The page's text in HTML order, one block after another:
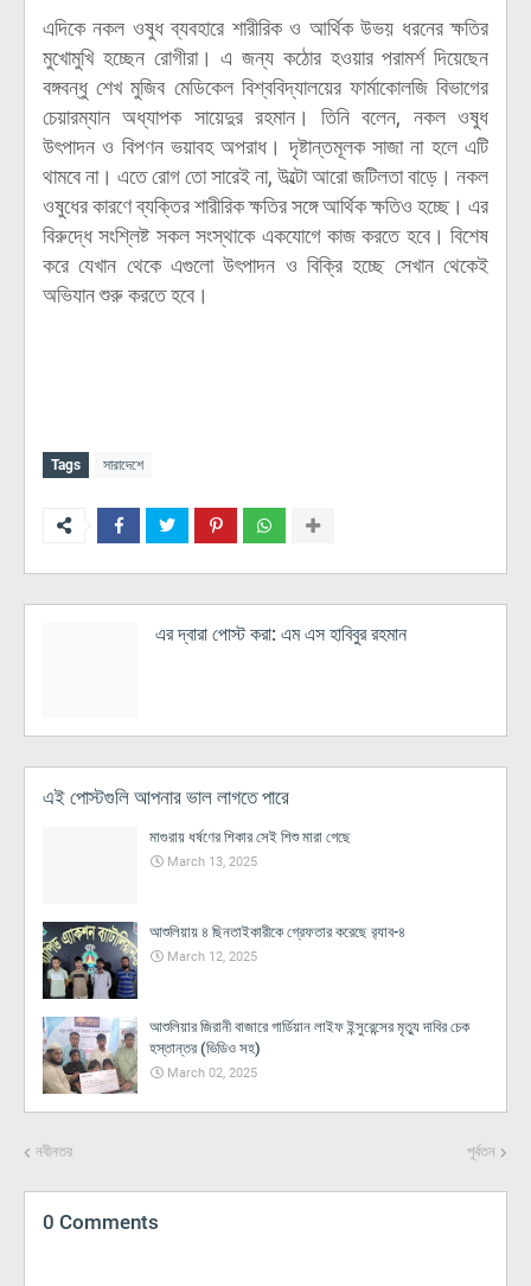
এদিকে নকল ওষুধ ব্যবহারে শারীরিক ও আর্থিক উভয় ধরনের ক্ষতির
মুখোমুখি হচ্ছেন রোগীরা। এ জন্য কঠোর হওয়ার পরামর্শ দিয়েছেন
বঙ্গবন্ধু শেখ মুজিব মেডিকেল বিশ্ববিদ্যালয়ের ফার্মাকোলজি বিভাগের
চেয়ারম্যান অধ্যাপক সায়েদুর রহমান। তিনি বলেন, নকল ওষুধ
উৎপাদন ও বিপণন ভয়াবহ অপরাধ। দৃষ্টান্তমূলক সাজা না হলে এটি
থামবে না। এতে রোগ তো সারেই না, উল্টো আরো জটিলতা বাড়ে। নকল
ওষুধের কারণে ব্যক্তির শারীরিক ক্ষতির সঙ্গে আর্থিক ক্ষতিও হচ্ছে। এর
বিরুদ্ধে সংশ্লিষ্ট সকল সংস্থাকে একযোগে কাজ করতে হবে। বিশেষ
করে যেখান থেকে এগুলো উৎপাদন ও বিক্রি হচ্ছে সেখান থেকেই
অভিযান শুরু করতে হবে।
Tags সারাদেশে
এর দ্বারা পোস্ট করা: এম এস হাবিবুর রহমান
এই পোস্টগুলি আপনার ভাল লাগতে পারে
মাগুরায় ধর্ষণের শিকার সেই শিশু মারা গেছে
March 13, 2025
আশুলিয়ায় ৪ ছিনতাইকারীকে গ্রেফতার করেছে র‌্যাব-৪
March 12, 2025
আশুলিয়ার জিরানী বাজারে গার্ডিয়ান লাইফ ইন্সুরেন্সের মৃত্যু দাবির চেক
হস্তান্তর (ভিডিও সহ)
March 02, 2025
নবীনতর পূর্বতন
0 Comments